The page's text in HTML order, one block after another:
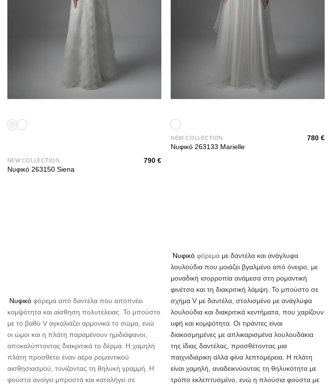
NEW COLLECTION
Νυφικό 263150 Siena
790 €
Νυφικόφόρεμα από δαντέλα που αποπνέει
κομψότητα και αίσθηση πολυτέλειας. Το μπούστο
με το βαθύ V αγκαλιάζει αρμονικά το σώμα, ενώ
οι ώμοι και η πλάτη παραμένουν ημιδιάφανοι,
αποκαλύπτοντας διακριτικά το δέρμα. Η χαμηλή
πλάτη προσθέτει έναν αέρα ρομαντικού
αισθησιασμού, τονίζοντας τη θηλυκή γραμμή. Η
φούστα ανοίγει μπροστά και καταλήγει σε
NEW COLLECTION
Νυφικό 263133 Marielle
780€
Νυφικό φόρεμα με δαντέλα και ανάγλυφα
λουλούδια που μοιάζει βγαλμένο από όνειρο, με
μοναδική ισορροπία ανάμεσα στη ρομαντική
φινέτσα και τη διακριτική λάμψη. Το μπούστο σε
σχήμα V με δαντέλα, στολισμένο με ανάγλυφα
λουλούδια και διακριτικά κεντήματα, που χαρίζουν
υφή και κομψότητα. Οι τιράντες είναι
διακοσμημένες με απλικαρισμένα λουλουδάκια
της ίδιας δαντέλας, προσθέτοντας μια
παιχνιδιάρικη αλλά φίνα λεπτομέρεια. Η πλάτη
είναι χαμηλή, αναδεικνύοντας τη θηλυκότητα με
τρόπο εκλεπτυσμένο, ενώ η πλούσια φούστα με